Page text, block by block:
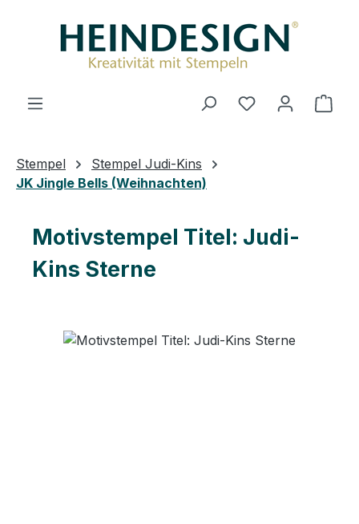
Du hast 0
Stempel
Stempel Judi-Kins
JK Jingle Bells (Weihnachten)
Motivstempel Titel: Judi-
Kins Sterne